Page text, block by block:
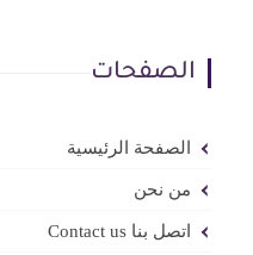
الصفحات
الصفحة الرئيسية
من نحن
اتصل بنا Contact us